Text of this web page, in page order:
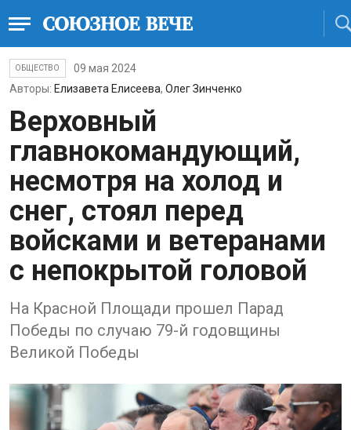
ОБЩЕСТВО
09 мая 2024
Авторы: Елизавета Елисеева, Олег Зинченко
Верховный
главнокомандующий,
несмотря на холод и
снег, стоял перед
войсками и ветеранами
с непокрытой головой
На Красной Площади прошел Парад
Победы по случаю 79-й годовщины
Великой Победы